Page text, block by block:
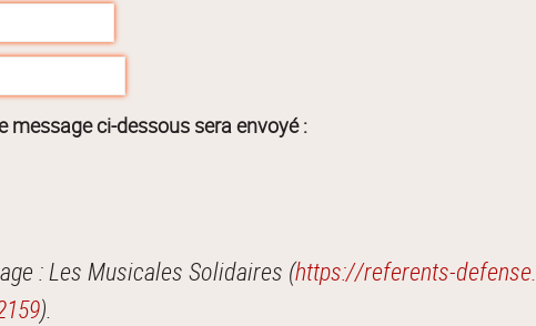
message ci-dessous sera envoyé :
Je vous recommande cette page : Les Musicales Solidaires (https://referents-
).